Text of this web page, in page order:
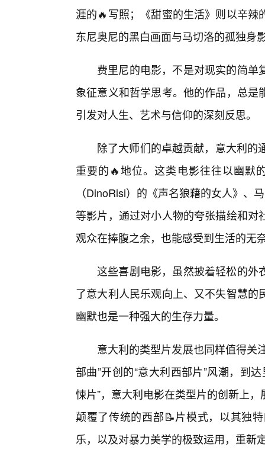
涯的🔥写照；《甜蜜的生活》则以辛
东尼奥尼的黑白画面与马切洛的孤独身
费里尼的电影，不是对现实的简
象征意义和哲学思考。他的作品，总
引发对人生、艺术与信仰的深刻反思。
除了大师们的卓越贡献，意大利的
重要的🔥地位。这类电影往往以幽默
（DinoRisi）的《声名狼藉的女人》、
等影片，通过对小人物的夸张描绘和
观众在捧腹之余，也能感受到生活的无
这些喜剧电影，虽然披着轻松的外
了意大利人民乐观向上、又不失智慧
幽默也是一种强大的生存力量。
意大利的类型片发展也同样值得关
部曲”开创的“意大利西部片”风潮，到
悚片”，意大利电影在类型片的创新上
颠覆了传统的西部📝片模式，以其独
乐，以及对暴力美学的极致运用，重新